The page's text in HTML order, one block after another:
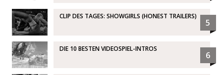
CLIP DES TAGES: SHOWGIRLS (HONEST TRAILERS)
5
DIE 10 BESTEN VIDEOSPIEL-INTROS
6